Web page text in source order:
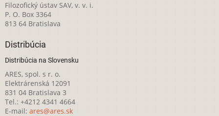
Filozofický ústav SAV, v. v. i.
P. O. Box 3364
813 64 Bratislava
Distribúcia
Distribúcia na Slovensku
ARES, spol. s r. o.
Elektrárenská 12091
831 04 Bratislava 3
Tel.: +4212 4341 4664
E-mail: ares@ares.sk